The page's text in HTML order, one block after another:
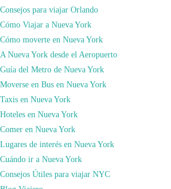
Consejos para viajar Orlando
Cómo Viajar a Nueva York
Cómo moverte en Nueva York
A Nueva York desde el Aeropuerto
Guía del Metro de Nueva York
Moverse en Bus en Nueva York
Taxis en Nueva York
Hoteles en Nueva York
Comer en Nueva York
Lugares de interés en Nueva York
Cuándo ir a Nueva York
Consejos Útiles para viajar NYC
de
la
Libertad
Navegación
de
las
entradas
Puede que también te guste...
para de Nueva York
abril 20, 2022marzo 7, 2024
La tienda de M&Ms de Nueva York